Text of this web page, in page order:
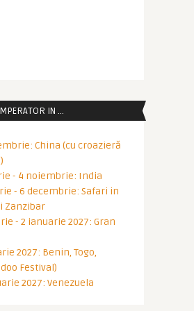
IN …
China (cu croazieră
- 4 noiembrie: India
- 6 decembrie: Safari in
Zanzibar
- 2 ianuarie 2027: Gran
2027: Benin, Togo,
Festival)
2027: Venezuela